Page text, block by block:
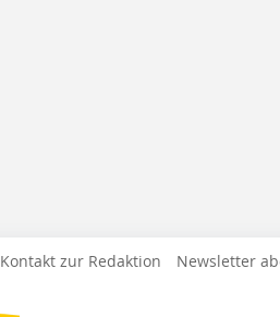
Kontakt zur Redaktion Newsletter